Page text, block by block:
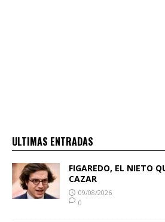
ULTIMAS ENTRADAS
FIGAREDO, EL NIETO
CAZAR
09/08/2026
0